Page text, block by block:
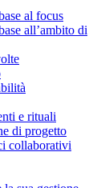
al focus
all’ambito di
e rituali
di progetto
collaborativi